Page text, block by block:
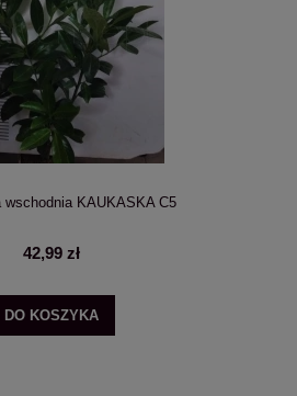
wschodnia KAUKASKA C5
42,99 zł
DO KOSZYKA